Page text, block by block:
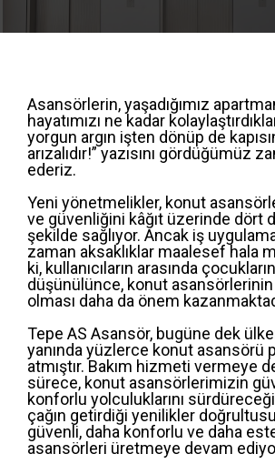
Asansörlerin, yaşadığımız
hayatımızı ne kadar
yorgun argın işten dönüp de
arızalıdır!” yazısını gördüğümüz
ederiz.
Yeni yönetmelikler, konut
ve güvenliğini kâğıt üzerinde dört
şekilde sağlıyor. Ancak iş
zaman aksaklıklar maalesef hala
ki, kullanıcıların arasında
düşünülünce, konut
olması daha da önem
Tepe AS Asansör, bugüne dek
yanında yüzlerce konut asansörü
atmıştır. Bakım hizmeti vermeye
sürece, konut asansörlerimizin
konforlu yolculuklarını
çağın getirdiği yenilikler
güvenli, daha konforlu ve daha
asansörleri üretmeye devam